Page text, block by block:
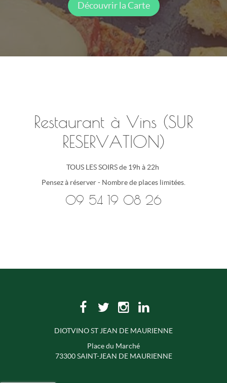
Découvrir la Carte
Restaurant à Vins (SUR
RESERVATION)
TOUS LES SOIRS de 19h à 22h
Pensez à réserver - Nombre de places limitées.
09 54 19 08 26
DIOTVINO ST JEAN DE MAURIENNE
Place du Marché
73300 SAINT-JEAN DE MAURIENNE